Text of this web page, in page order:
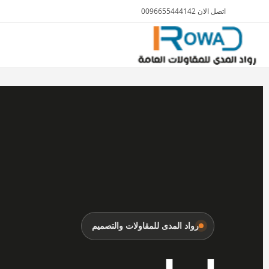
اتصل الان 0096655444142
رواد المدى للمقاولات والتصميم
الأثاث والمفروشات